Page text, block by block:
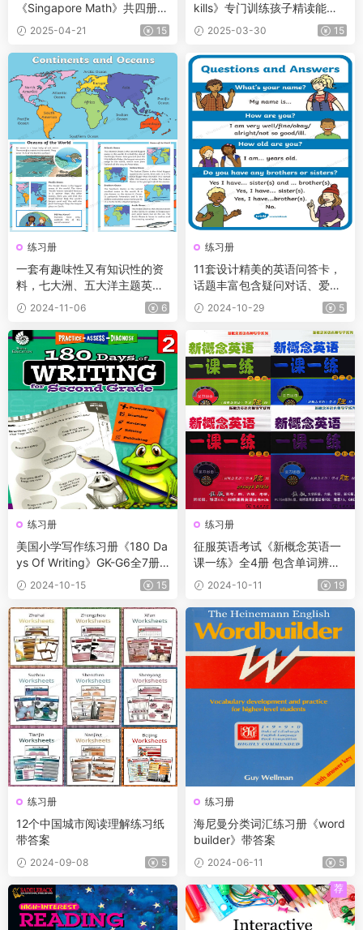
《Singapore Math》共四册
（L1-L4）适合小学2~5年级的
学生
2025-04-21 15
kills》专门训练孩子精读能力
的练习，帮助孩子快速提升英
语阅读能力！
2025-03-30 15
练习册
一套有趣味性又有知识性的资
料，七大洲、五大洋主题英语
学习素材
2024-11-06 6
练习册
11套设计精美的英语问答卡，
话题丰富包含疑问对话、爱
好、天气、季节、生日、户外
场景对话等
2024-10-29 5
练习册
美国小学写作练习册《180 Da
ys Of Writing》GK-G6全7册+
11集精讲课
2024-10-15 15
练习册
征服英语考试《新概念英语一
课一练》全4册 包含单词辨
音、单词拼写、语法和词汇、
写作等
2024-10-11 19
练习册
12个中‮城国‬市阅读理解练习纸
带答案
2024-09-08 5
练习册
海尼曼分类词汇练习册《word
builder》带答案
2024-06-11 5
荐